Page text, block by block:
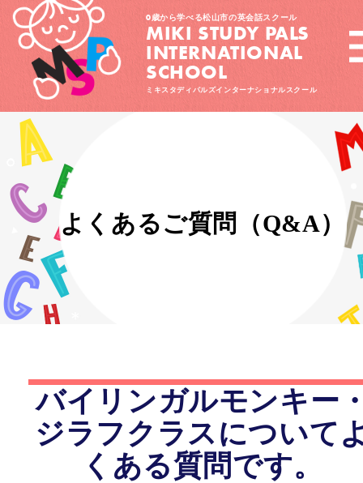
0歳から学べる松山市の英会話スクール
MIKI STUDY PALS
INTERNATIONAL
SCHOOL
ミキスタディパルズインターナショナルスクール
よくあるご質問（Q&A）
バイリンガルモンキー
ジラフクラスについて
くある質問です。